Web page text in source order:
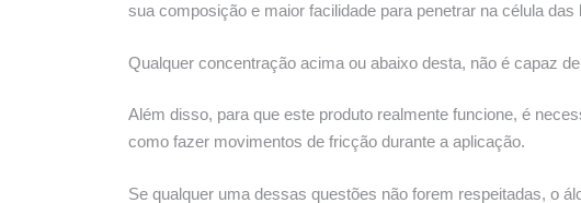
sua composição e maior facilidade para penetrar na célula
Qualquer concentração acima ou abaixo desta, não é capaz
Além disso, para que este produto realmente funcione, é
como fazer movimentos de fricção durante a aplicação.
Se qualquer uma dessas questões não forem respeitadas, o